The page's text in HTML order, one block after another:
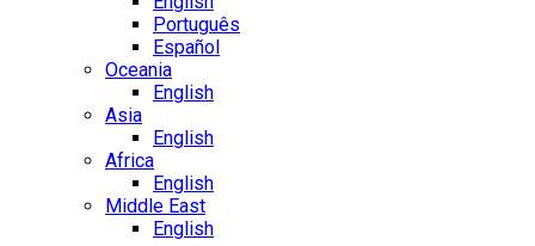
Português
Español
Oceania
English
Asia
English
Africa
English
Middle East
English